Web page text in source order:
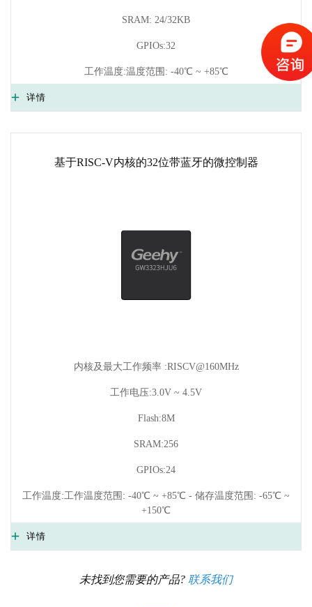
SRAM: 24/32KB
GPIOs:32
工作温度:温度范围: -40℃ ~ +85℃
详情
基于RISC-V内核的32位带蓝牙的微控制器
内核及最大工作频率 :RISCV@160MHz
工作电压:3.0V ~ 4.5V
Flash:8M
SRAM:256
GPIOs:24
工作温度:工作温度范围: -40℃ ~ +85℃ - 储存温度范围: -65℃ ~
+150℃
详情
未找到您需要的产品? 联系我们